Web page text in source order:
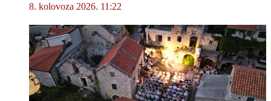
8. kolovoza 2026. 11:22